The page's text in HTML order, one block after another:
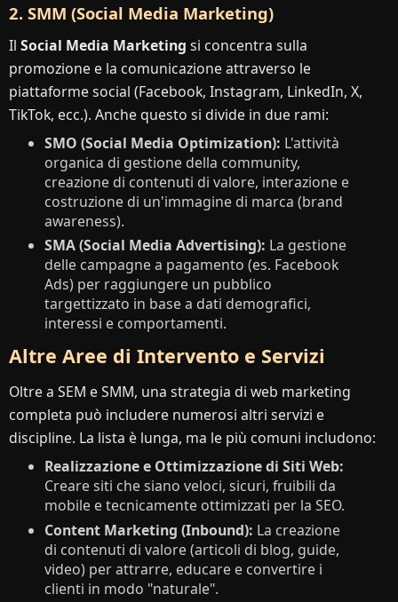
2. SMM (Social Media Marketing)
Il Social Media Marketing si concentra sulla
promozione e la comunicazione attraverso le
piattaforme social (Facebook, Instagram, LinkedIn, X,
TikTok, ecc.). Anche questo si divide in due rami:
SMO (Social Media Optimization): L'attività
organica di gestione della community,
creazione di contenuti di valore, interazione e
costruzione di un'immagine di marca (brand
awareness).
SMA (Social Media Advertising): La gestione
delle campagne a pagamento (es. Facebook
Ads) per raggiungere un pubblico
targettizzato in base a dati demografici,
interessi e comportamenti.
Altre Aree di Intervento e Servizi
Oltre a SEM e SMM, una strategia di web marketing
completa può includere numerosi altri servizi e
discipline. La lista è lunga, ma le più comuni includono:
Realizzazione e Ottimizzazione di Siti Web:
Creare siti che siano veloci, sicuri, fruibili da
mobile e tecnicamente ottimizzati per la SEO.
Content Marketing (Inbound): La creazione
di contenuti di valore (articoli di blog, guide,
video) per attrarre, educare e convertire i
clienti in modo "naturale".